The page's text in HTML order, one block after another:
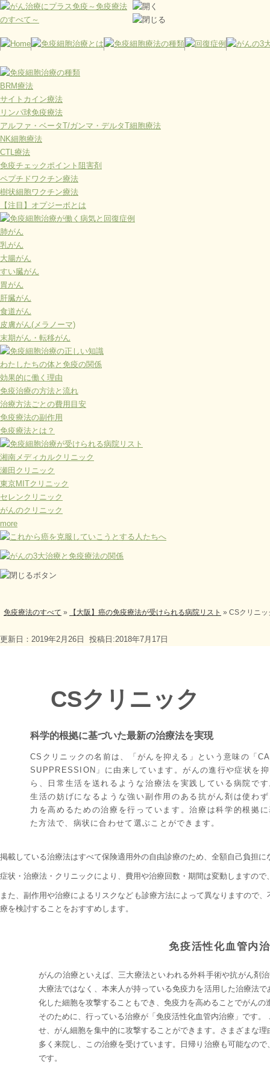
BRM療法
サイトカイン療法
リンパ球免疫療法
アルファ・ベータT/ガンマ・デルタT細胞療法
NK細胞療法
CTL療法
免疫チェックポイント阻害剤
ペプチドワクチン療法
樹状細胞ワクチン療法
【注目】オプジーボとは
肺がん
乳がん
大腸がん
すい臓がん
胃がん
肝臓がん
食道がん
皮膚がん(メラノーマ)
末期がん・転移がん
わたしたちの体と免疫の関係
効果的に働く理由
免疫治療の方法と流れ
治療方法ごとの費用目安
免疫療法の副作用
免疫療法とは？
湘南メディカルクリニック
瀬田クリニック
東京MITクリニック
セレンクリニック
がんのクリニック
more
免疫療法のすべて » 【大阪】癌の免疫療法が受けられる病院リスト » CSクリニ
更新日：2019年2月26日 投稿日:2018年7月17日
CSクリニック
科学的根拠に基づいた最新の治療法を実現
CSクリニックの名前は、「がんを抑える」という意味の「
SUPPRESSION」に由来しています。がんの進行や症状を
ら、日常生活を送れるような治療法を実践している病院で
生活の妨げになるような強い副作用のある抗がん剤は使わ
力を高めるための治療を行っています。治療は科学的根拠
た方法で、病状に合わせて選ぶことができます。
掲載している治療法はすべて保険適用外の自由診療のため、全額自己負担に
症状・治療法・クリニックにより、費用や治療回数・期間は変動しますの
また、副作用や治療によるリスクなども診療方法によって異なりますので
療を検討することをおすすめします。
免疫活性化血管内
がんの治療といえば、三大療法といわれる外科手術や抗がん剤
大療法ではなく、本来人が持っている免疫力を活用した治療法
化した細胞を攻撃することもでき、免疫力を高めることでがん
そのために、行っている治療が「免疫活性化血管内治療」です
せ、がん細胞を集中的に攻撃することができます。さまざまな
多く来院し、この治療を受けています。日帰り治療も可能なの
です。